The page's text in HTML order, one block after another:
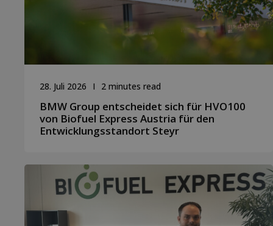
28. Juli 2026 2 minutes read
BMW Group entscheidet sich für HVO100
von Biofuel Express Austria für den
Entwicklungsstandort Steyr